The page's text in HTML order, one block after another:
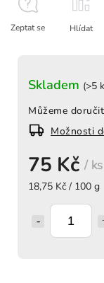
75 Kč/ ks
18,75 Kč / 100 g
Skladem (>5
Můžeme
Možnosti
Zeptat se Hlídat